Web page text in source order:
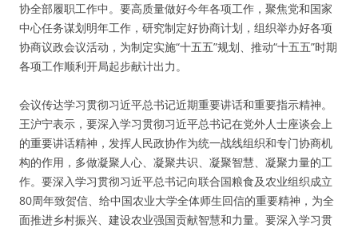
协全部履职工作中。要高质量做好今年各项工作，聚焦党和国家
中心任务谋划明年工作，研究制定好协商计划，组织举办好各项
协商议政会议活动，为制定实施“十五五”规划、推动“十五五”时期
各项工作顺利开局起步献计出力。
会议传达学习贯彻习近平总书记近期重要讲话和重要指示精神。
王沪宁表示，要深入学习贯彻习近平总书记在党外人士座谈会上
的重要讲话精神，发挥人民政协作为统一战线组织和专门协商机
构的作用，多做凝聚人心、凝聚共识、凝聚智慧、凝聚力量的工
作。要深入学习贯彻习近平总书记向联合国粮食及农业组织成立
80周年致贺信、给中国农业大学全体师生回信的重要精神，为全
面推进乡村振兴、建设农业强国贡献智慧和力量。要深入学习贯